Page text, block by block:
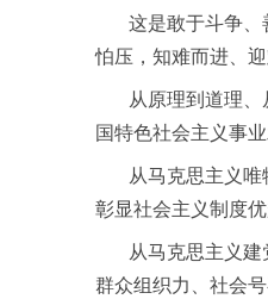
这是敢于斗争、善
怕压，知难而进、
从原理到道理、从
国特色社会主义事
从马克思主义唯物
彰显社会主义制度
从马克思主义建党
群众组织力、社会